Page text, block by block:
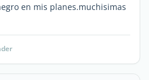
en mis planes.muchisimas